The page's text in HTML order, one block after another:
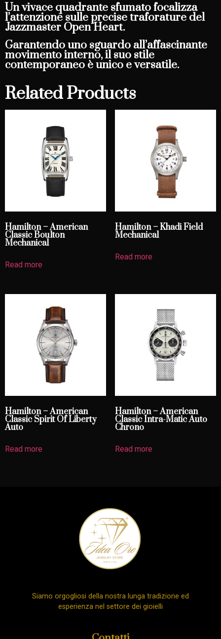
Un vivace quadrante sfumato focalizza
l’attenzione sulle precise traforature del
Jazzmaster Open Heart.
Garantendo uno sguardo all’affascinante
movimento interno, il suo stile
contemporaneo è unico e versatile.
Related Products
Hamilton – American
Classic Boulton
Mechanical
Read more
Hamilton – Khadi Field
Mechanical
Read more
Hamilton – American
Classic Spirit Of Liberty
Auto
Read more
Hamilton – American
Classic Intra-Matic Auto
Chrono
Read more
Siamo orgogliosi della nostra lunga tradizione ed
esperienza nel settore dei gioielli